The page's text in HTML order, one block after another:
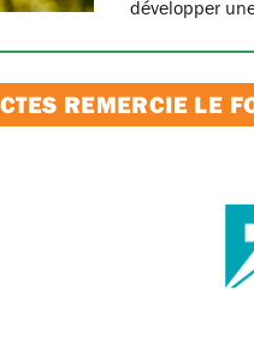
développer
REMERCIE LE